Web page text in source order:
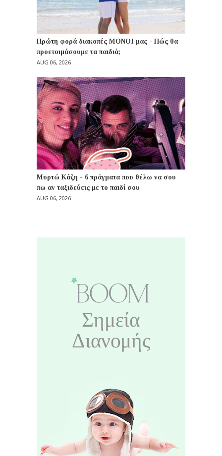
Πρώτη φορά διακοπές ΜΟΝΟΙ μας - Πώς θα
προετοιμάσουμε τα παιδιά;
AUG 06, 2026
Μυρτώ Κάζη - 6 πράγματα που θέλω να σου
πω αν ταξιδεύεις με το παιδί σου
AUG 06, 2026